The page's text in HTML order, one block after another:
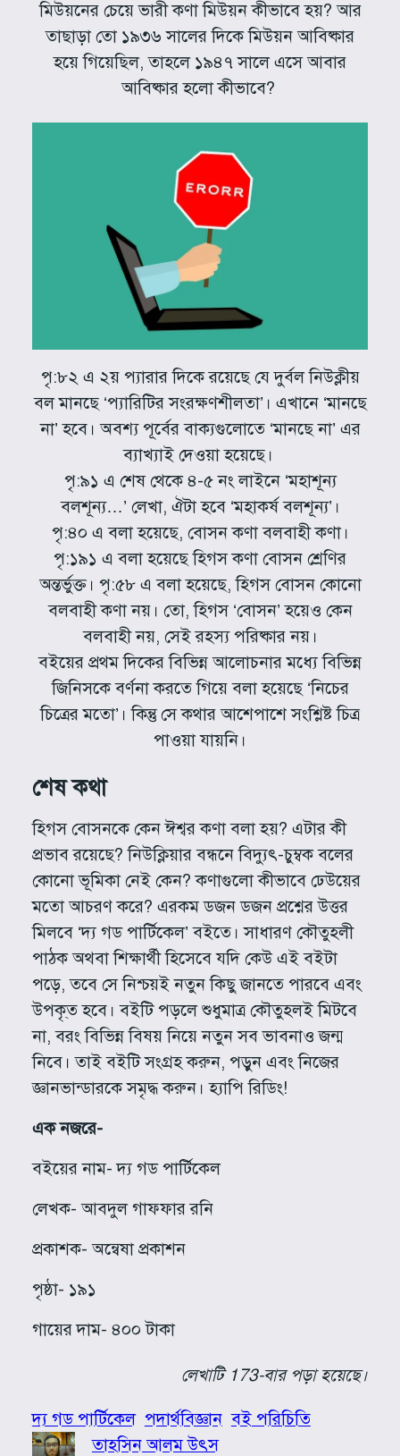
মিউয়নের চেয়ে ভারী কণা মিউয়ন কীভাবে হয়? আর
তাছাড়া তো ১৯৩৬ সালের দিকে মিউয়ন আবিষ্কার
হয়ে গিয়েছিল, তাহলে ১৯৪৭ সালে এসে আবার
আবিষ্কার হলো কীভাবে?
পৃ:৮২ এ ২য় প্যারার দিকে রয়েছে যে দুর্বল নিউক্লীয়
বল মানছে ‘প্যারিটির সংরক্ষণশীলতা’। এখানে ‘মানছে
না’ হবে। অবশ্য পূর্বের বাক্যগুলোতে ‘মানছে না’ এর
ব্যাখ্যাই দেওয়া হয়েছে।
পৃ:৯১ এ শেষ থেকে ৪-৫ নং লাইনে ‘মহাশূন্য
বলশূন্য…’ লেখা, ঐটা হবে ‘মহাকর্ষ বলশূন্য’।
পৃ:৪০ এ বলা হয়েছে, বোসন কণা বলবাহী কণা।
পৃ:১৯১ এ বলা হয়েছে হিগস কণা বোসন শ্রেণির
অন্তর্ভুক্ত। পৃ:৫৮ এ বলা হয়েছে, হিগস বোসন কোনো
বলবাহী কণা নয়। তো, হিগস ‘বোসন’ হয়েও কেন
বলবাহী নয়, সেই রহস্য পরিষ্কার নয়।
বইয়ের প্রথম দিকের বিভিন্ন আলোচনার মধ্যে বিভিন্ন
জিনিসকে বর্ণনা করতে গিয়ে বলা হয়েছে ‘নিচের
চিত্রের মতো’। কিন্তু সে কথার আশেপাশে সংশ্লিষ্ট চিত্র
পাওয়া যায়নি।
শেষ কথা
হিগস বোসনকে কেন ঈশ্বর কণা বলা হয়? এটার কী
প্রভাব রয়েছে? নিউক্লিয়ার বন্ধনে বিদ্যুৎ-চুম্বক বলের
কোনো ভূমিকা নেই কেন? কণাগুলো কীভাবে ঢেউয়ের
মতো আচরণ করে? এরকম ডজন ডজন প্রশ্নের উত্তর
মিলবে ‘দ্য গড পার্টিকেল’ বইতে। সাধারণ কৌতুহলী
পাঠক অথবা শিক্ষার্থী হিসেবে যদি কেউ এই বইটা
পড়ে, তবে সে নিশ্চয়ই নতুন কিছু জানতে পারবে এবং
উপকৃ্ত হবে। বইটি পড়লে শুধুমাত্র কৌতুহলই মিটবে
না, বরং বিভিন্ন বিষয় নিয়ে নতুন সব ভাবনাও জন্ম
নিবে। তাই বইটি সংগ্রহ করুন, পড়ুন এবং নিজের
জ্ঞানভান্ডারকে সমৃদ্ধ করুন। হ্যাপি রিডিং!
এক নজরে-
বইয়ের নাম- দ্য গড পার্টিকেল
লেখক- আবদুল গাফফার রনি
প্রকাশক- অন্বেষা প্রকাশন
পৃষ্ঠা- ১৯১
গায়ের দাম- ৪০০ টাকা
লেখাটি 173-বার পড়া হয়েছে।
দ্য গড পার্টিকেল পদার্থবিজ্ঞান বই পরিচিতি
তাহসিন আলম উৎস